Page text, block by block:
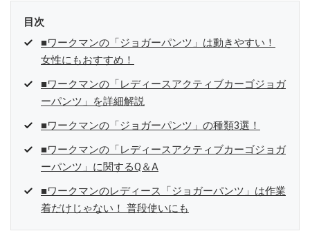
目次
■ワークマンの「ジョガーパンツ」は動きやすい！
女性にもおすすめ！
■ワークマンの「レディースアクティブカーゴジョガ
ーパンツ」を詳細解説
■ワークマンの「ジョガーパンツ」の種類3選！
■ワークマンの「レディースアクティブカーゴジョガ
ーパンツ」に関するQ＆A
■ワークマンのレディース「ジョガーパンツ」は作業
着だけじゃない！ 普段使いにも